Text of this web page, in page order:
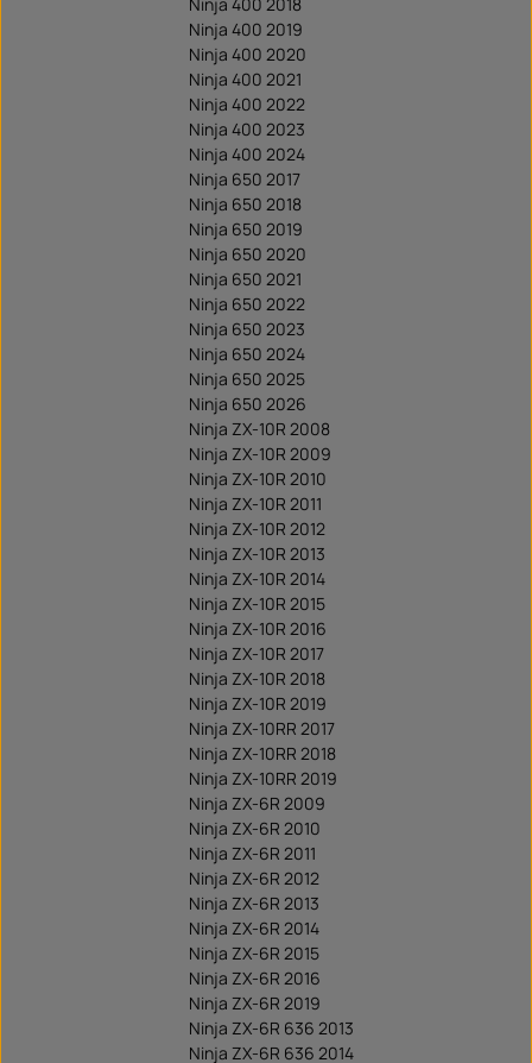
Ninja 400 2019
Ninja 400 2020
Ninja 400 2021
Ninja 400 2022
Ninja 400 2023
Ninja 400 2024
Ninja 650 2017
Ninja 650 2018
Ninja 650 2019
Ninja 650 2020
Ninja 650 2021
Ninja 650 2022
Ninja 650 2023
Ninja 650 2024
Ninja 650 2025
Ninja 650 2026
Ninja ZX-10R 2008
Ninja ZX-10R 2009
Ninja ZX-10R 2010
Ninja ZX-10R 2011
Ninja ZX-10R 2012
Ninja ZX-10R 2013
Ninja ZX-10R 2014
Ninja ZX-10R 2015
Ninja ZX-10R 2016
Ninja ZX-10R 2017
Ninja ZX-10R 2018
Ninja ZX-10R 2019
Ninja ZX-10RR 2017
Ninja ZX-10RR 2018
Ninja ZX-10RR 2019
Ninja ZX-6R 2009
Ninja ZX-6R 2010
Ninja ZX-6R 2011
Ninja ZX-6R 2012
Ninja ZX-6R 2013
Ninja ZX-6R 2014
Ninja ZX-6R 2015
Ninja ZX-6R 2016
Ninja ZX-6R 2019
Ninja ZX-6R 636 2013
Ninja ZX-6R 636 2014